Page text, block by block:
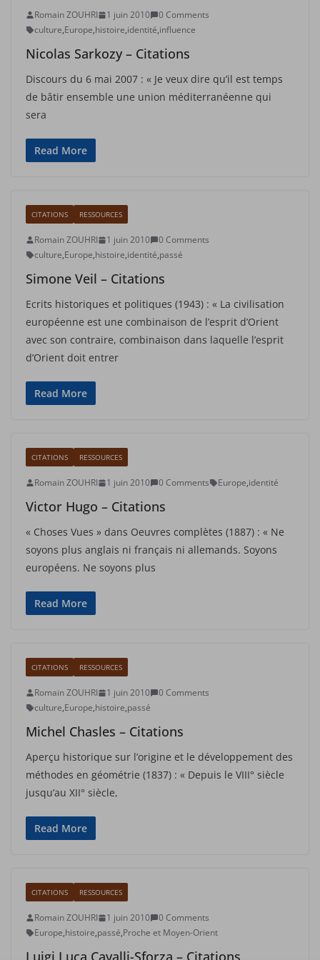
Romain ZOUHRI 1 juin 2010
0 Comments
culture,Europe,histoire,identité,influence
Nicolas Sarkozy – Citations
Discours du 6 mai 2007 : « Je veux dire qu’il est temps
de bâtir ensemble une union méditerranéenne qui
sera
Read More
CITATIONS RESSOURCES
Romain ZOUHRI 1 juin 2010
0 Comments
culture,Europe,histoire,identité,passé
Simone Veil – Citations
Ecrits historiques et politiques (1943) : « La civilisation
européenne est une combinaison de l’esprit d’Orient
avec son contraire, combinaison dans laquelle l’esprit
d’Orient doit entrer
Read More
CITATIONS RESSOURCES
Romain ZOUHRI 1 juin 2010 0 Comments Europe,identité
Victor Hugo – Citations
« Choses Vues » dans Oeuvres complètes (1887) : « Ne
soyons plus anglais ni français ni allemands. Soyons
européens. Ne soyons plus
Read More
CITATIONS RESSOURCES
Romain ZOUHRI 1 juin 2010
0 Comments
culture,Europe,histoire,passé
Michel Chasles – Citations
Aperçu historique sur l’origine et le développement des
méthodes en géométrie (1837) : « Depuis le VIII° siècle
jusqu’au XII° siècle,
Read More
CITATIONS RESSOURCES
Romain ZOUHRI 1 juin 2010
0 Comments
Europe,histoire,passé,Proche et Moyen-Orient
Luigi Luca Cavalli-Sforza – Citations